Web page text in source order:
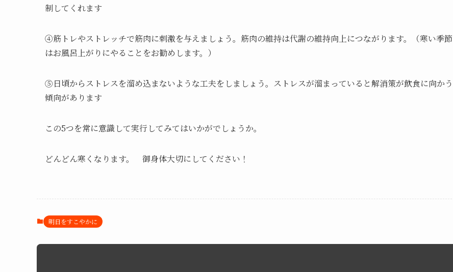
制してくれます
④筋トレやストレッチで筋肉に刺激を与えましょう。筋肉の維持は代謝の維持向上につながります。（寒い季節
はお風呂上がりにやることをお勧めします。）
⑤日頃からストレスを溜め込まないような工夫をしましょう。ストレスが溜まっていると解消策が飲食に向かう
傾向があります
この5つを常に意識して実行してみてはいかがでしょうか。
どんどん寒くなります。 御身体大切にしてください！
明日をすこやかに